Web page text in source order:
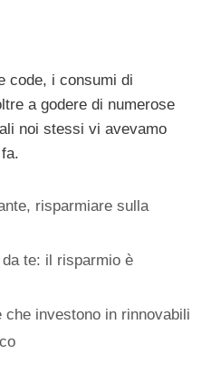
code, i consumi di
a godere di numerose
noi stessi vi avevamo
, risparmiare sulla
te: il risparmio è
che investono in rinnovabili